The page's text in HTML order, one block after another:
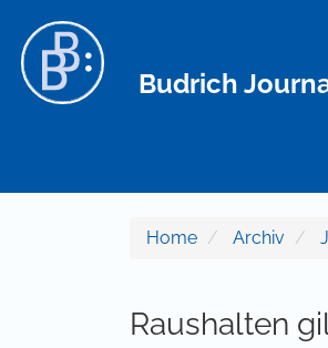
Hauptinhalt
Sidebar
Budrich
Home Archiv
Raushalten